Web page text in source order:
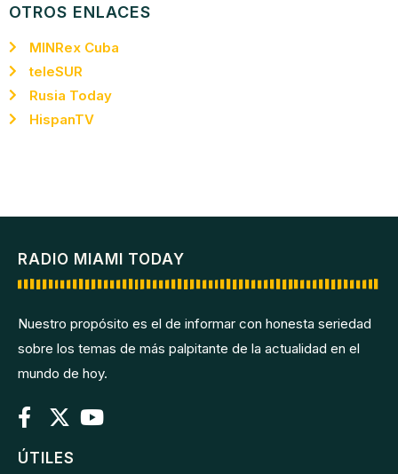
OTROS ENLACES
MINRex Cuba
teleSUR
Rusia Today
HispanTV
RADIO MIAMI TODAY
Nuestro propósito es el de informar con honesta seriedad
sobre los temas de más palpitante de la actualidad en el
mundo de hoy.
ÚTILES